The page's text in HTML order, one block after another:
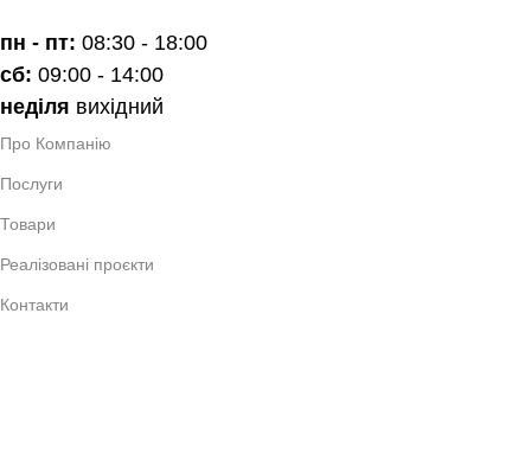
пн - пт: 08:30 - 18:00
сб: 09:00 - 14:00
неділя вихідний
Про Компанію
Послуги
Товари
Реалізовані проєкти
Контакти